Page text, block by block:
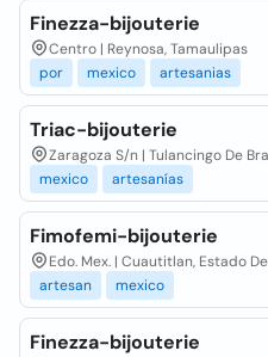
Finezza-bijouterie
Centro | Reynosa, Tamaulipas
por
mexico artesanias
Triac-bijouterie
Zaragoza S/n | Tulancingo De
mexico
artesanías
Fimofemi-bijouterie
Edo. Mex. | Cuautitlan, Estado
artesan
mexico
Finezza-bijouterie